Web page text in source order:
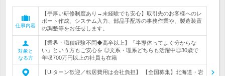
仕事内容
【手厚い研修制度あり→未経験でも安心】取引先のお客様へのレ
ポート作成、システム入力、部品手配等の事務作業や、製造装置
の調整等をお任せします。
対象と
なる方
【業界・職種経験不問◆高卒以上】「半導体ってよく分からな
い」という方もご安心を ◎文系・理系どちらも活躍中◎30歳で
年収700万円以上の社員も在籍
【UIターン歓迎／転居費用は会社負担】 【全国募集】北海道・岩